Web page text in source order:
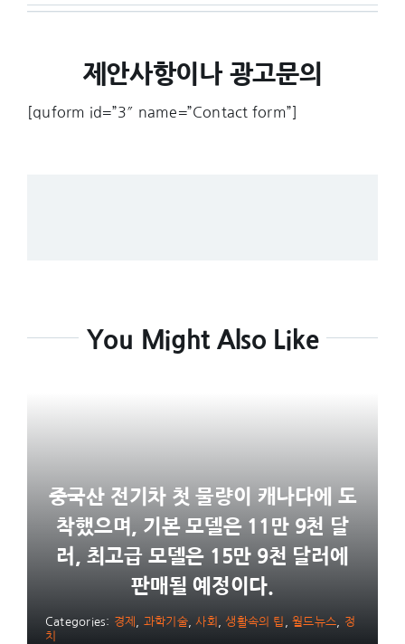
제안사항이나 광고문의
[quform id=”3″ name=”Contact form”]
You Might Also Like
중국산 전기차 첫 물량이 캐나다에 도
착했으며, 기본 모델은 11만 9천 달
러, 최고급 모델은 15만 9천 달러에
판매될 예정이다.
Categories: 경제 과학기술,사회 ,생활속의 팁 ,월드뉴스
정
치